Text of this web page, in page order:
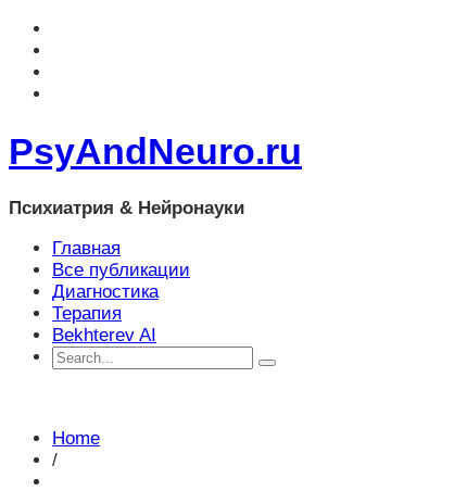
PsyAndNeuro.ru
Психиатрия & Нейронауки
Главная
Все публикации
Диагностика
Терапия
Bekhterev AI
Home
/